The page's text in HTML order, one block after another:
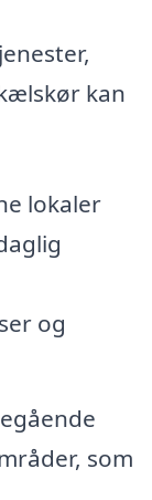
kan
lokaler
og
som